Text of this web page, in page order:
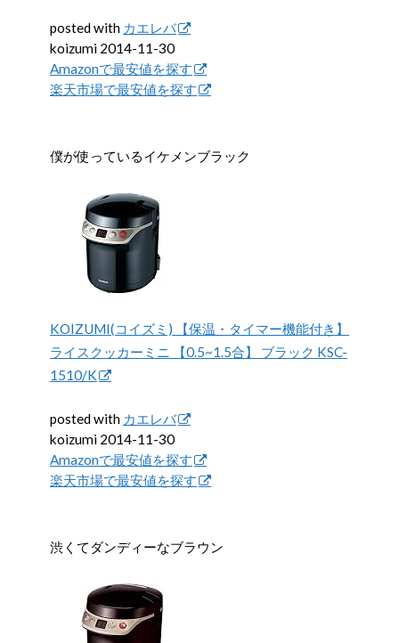
posted with カエレバ
koizumi 2014-11-30
Amazonで最安値を探す
楽天市場で最安値を探す
僕が使っているイケメンブラック
KOIZUMI(コイズミ) 【保温・タイマー機能付き】
ライスクッカーミニ 【0.5~1.5合】 ブラック KSC-
1510/K
posted with カエレバ
koizumi 2014-11-30
Amazonで最安値を探す
楽天市場で最安値を探す
渋くてダンディーなブラウン